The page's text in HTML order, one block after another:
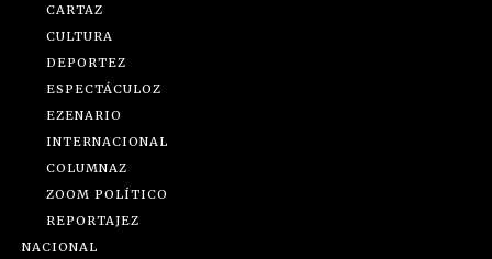
CARTAZ
CULTURA
DEPORTEZ
ESPECTÁCULOZ
EZENARIO
INTERNACIONAL
COLUMNAZ
ZOOM POLÍTICO
REPORTAJEZ
NACIONAL